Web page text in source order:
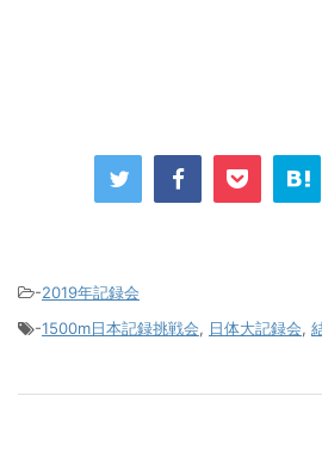
-2019年記録会
-1500m日本記録挑戦会, 日体大記録会,